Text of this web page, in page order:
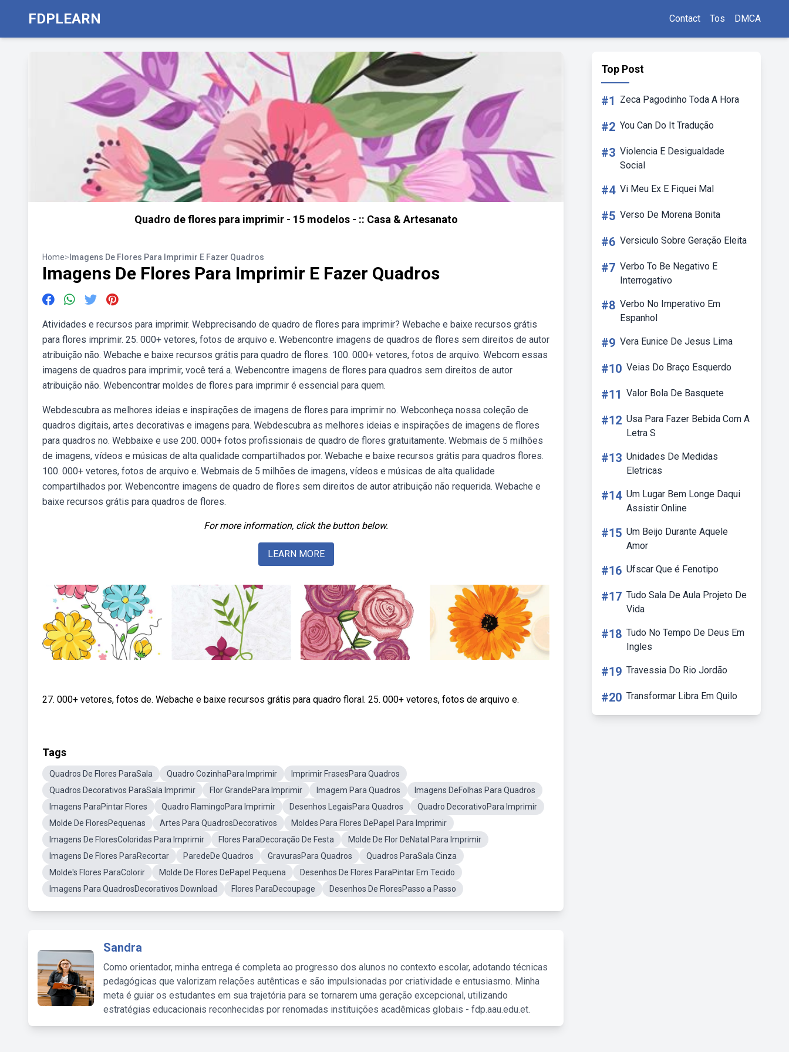
FDPLEARN Contact Tos DMCA
Quadro de flores para imprimir - 15 modelos - :: Casa & Artesanato
Home> Imagens De Flores Para Imprimir E Fazer Quadros
Imagens De Flores Para Imprimir E Fazer Quadros
Atividades e recursos para imprimir. Webprecisando de quadro de flores para imprimir? Webache e baixe recursos grátis
para flores imprimir. 25. 000+ vetores, fotos de arquivo e. Webencontre imagens de quadros de flores sem direitos de autor
atribuição não. Webache e baixe recursos grátis para quadro de flores. 100. 000+ vetores, fotos de arquivo. Webcom essas
imagens de quadros para imprimir, você terá a. Webencontre imagens de flores para quadros sem direitos de autor
atribuição não. Webencontrar moldes de flores para imprimir é essencial para quem.
Webdescubra as melhores ideias e inspirações de imagens de flores para imprimir no. Webconheça nossa coleção de
quadros digitais, artes decorativas e imagens para. Webdescubra as melhores ideias e inspirações de imagens de flores
para quadros no. Webbaixe e use 200. 000+ fotos profissionais de quadro de flores gratuitamente. Webmais de 5 milhões
de imagens, vídeos e músicas de alta qualidade compartilhados por. Webache e baixe recursos grátis para quadros flores.
100. 000+ vetores, fotos de arquivo e. Webmais de 5 milhões de imagens, vídeos e músicas de alta qualidade
compartilhados por. Webencontre imagens de quadro de flores sem direitos de autor atribuição não requerida. Webache e
baixe recursos grátis para quadros de flores.
For more information, click the button below.
LEARN MORE
27. 000+ vetores, fotos de. Webache e baixe recursos grátis para quadro floral. 25. 000+ vetores, fotos de arquivo e.
Tags
Quadros De Flores ParaSala Quadro CozinhaPara Imprimir
Imprimir FrasesPara Quadros
Quadros Decorativos ParaSala Imprimir
Flor GrandePara Imprimir Imagem Para Quadros
Imagens DeFolhas Para Quadros
Imagens ParaPintar Flores
Quadro FlamingoPara Imprimir Desenhos LegaisPara Quadros
Quadro DecorativoPara Imprimir
Molde De FloresPequenas
Artes Para QuadrosDecorativos
Moldes Para Flores DePapel Para Imprimir
Imagens De FloresColoridas Para Imprimir
Flores ParaDecoração De Festa
Molde De Flor DeNatal Para Imprimir
Imagens De Flores ParaRecortar
ParedeDe Quadros GravurasPara Quadros
Quadros ParaSala Cinza
Molde's Flores ParaColorir
Molde De Flores DePapel Pequena
Desenhos De Flores ParaPintar Em Tecido
Imagens Para QuadrosDecorativos Download
Flores ParaDecoupage Desenhos De FloresPasso a Passo
Sandra
Como orientador, minha entrega é completa ao progresso dos alunos no contexto escolar, adotando técnicas
pedagógicas que valorizam relações autênticas e são impulsionadas por criatividade e entusiasmo. Minha
meta é guiar os estudantes em sua trajetória para se tornarem uma geração excepcional, utilizando
estratégias educacionais reconhecidas por renomadas instituições acadêmicas globais - fdp.aau.edu.et.
Top Post
#1 Zeca Pagodinho Toda A Hora
#2 You Can Do It Tradução
#3 Violencia E Desigualdade
Social
#4 Vi Meu Ex E Fiquei Mal
#5 Verso De Morena Bonita
#6 Versiculo Sobre Geração Eleita
#7 Verbo To Be Negativo E
Interrogativo
#8 Verbo No Imperativo Em
Espanhol
#9 Vera Eunice De Jesus Lima
#10 Veias Do Braço Esquerdo
#11 Valor Bola De Basquete
#12 Usa Para Fazer Bebida Com A
Letra S
#13 Unidades De Medidas
Eletricas
#14 Um Lugar Bem Longe Daqui
Assistir Online
#15 Um Beijo Durante Aquele
Amor
#16 Ufscar Que é Fenotipo
#17 Tudo Sala De Aula Projeto De
Vida
#18 Tudo No Tempo De Deus Em
Ingles
#19 Travessia Do Rio Jordão
#20 Transformar Libra Em Quilo